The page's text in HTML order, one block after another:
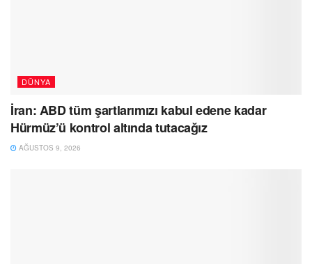
DÜNYA
İran: ABD tüm şartlarımızı kabul edene kadar
Hürmüz’ü kontrol altında tutacağız
AĞUSTOS 9, 2026